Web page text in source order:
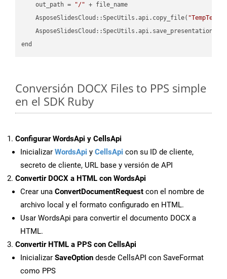
    out_path =
"/" + file_name
    AsposeSlidesCloud::SpecUtils.api.copy_file(
Conversión DOCX Files to PPS simple
en el SDK Ruby
Configurar WordsApi y CellsApi
Inicializar WordsApi y CellsApi con su ID de cliente,
secreto de cliente, URL base y versión de API
Convertir DOCX a HTML con WordsApi
Crear una ConvertDocumentRequest con el nombre de
archivo local y el formato configurado en HTML.
Usar WordsApi para convertir el documento DOCX a
HTML.
Convertir HTML a PPS con CellsApi
Inicializar SaveOption desde CellsAPI con SaveFormat
como PPS